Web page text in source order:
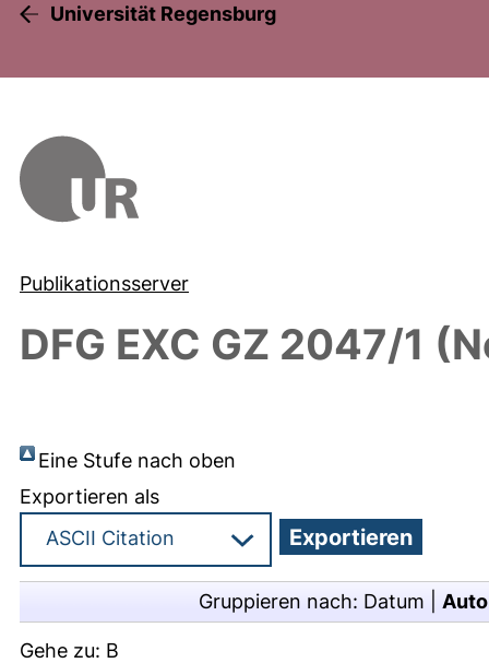
Universität Regensburg
Publikationsserver
DFG EXC GZ 2047/1
Eine Stufe nach oben
Exportieren als
Gruppieren nach: Datum
Gehe zu: B